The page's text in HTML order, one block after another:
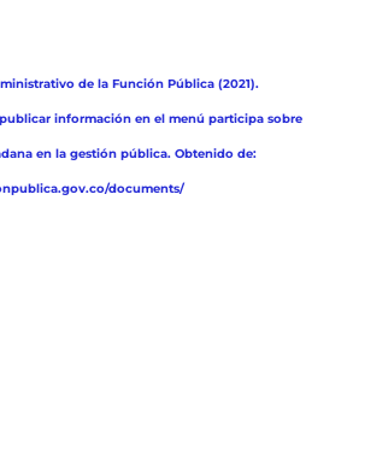
de la Función Pública (2021).
información en el menú participa sobre
en la gestión pública. Obtenido de:
documents/